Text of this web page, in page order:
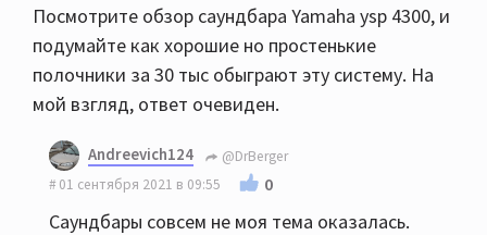
Посмотрите обзор саундбара Yamaha ysp 4300, и
подумайте как хорошие но простенькие
полочники за 30 тыс обыграют эту систему. На
мой взгляд, ответ очевиден.
Andreevich124
@DrBerger
01 сентября 2021 в 09:55
0
Саундбары совсем не моя тема оказалась.